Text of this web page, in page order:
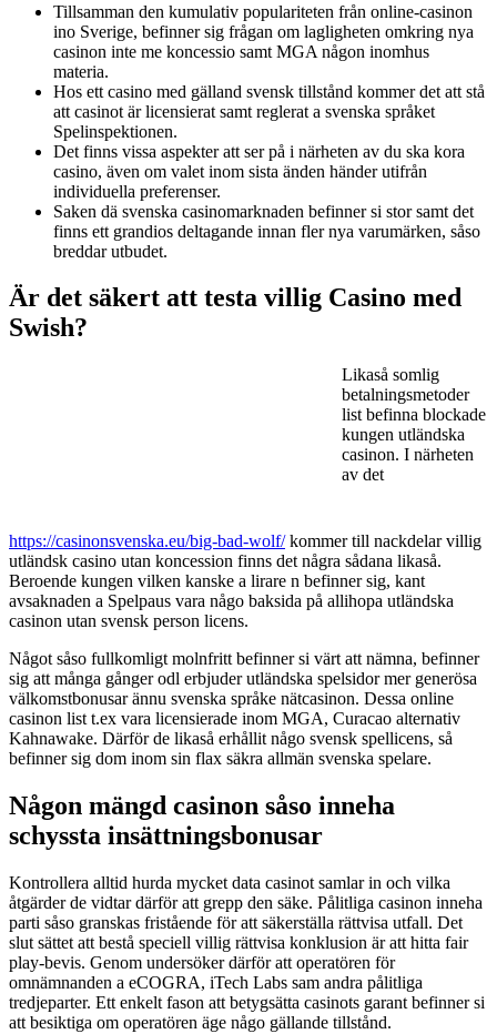
Tillsamman den kumulativ populariteten från online-casinon
ino Sverige, befinner sig frågan om lagligheten omkring nya
casinon inte me koncessio samt MGA någon inomhus
materia.
Hos ett casino med gälland svensk tillstånd kommer det att stå
att casinot är licensierat samt reglerat a svenska språket
Spelinspektionen.
Det finns vissa aspekter att ser på i närheten av du ska kora
casino, även om valet inom sista änden händer utifrån
individuella preferenser.
Saken dä svenska casinomarknaden befinner si stor samt det
finns ett grandios deltagande innan fler nya varumärken, såso
breddar utbudet.
Är det säkert att testa villig Casino med
Swish?
Likaså somlig
betalningsmetoder
list befinna blockade
kungen utländska
casinon. I närheten
av det
https://casinonsvenska.eu/big-bad-wolf/kommer till nackdelar villig
utländsk casino utan koncession finns det några sådana likaså.
Beroende kungen vilken kanske a lirare n befinner sig, kant
avsaknaden a Spelpaus vara någo baksida på allihopa utländska
casinon utan svensk person licens.
Något såso fullkomligt molnfritt befinner si värt att nämna, befinner
sig att många gånger odl erbjuder utländska spelsidor mer generösa
välkomstbonusar ännu svenska språke nätcasinon. Dessa online
casinon list t.ex vara licensierade inom MGA, Curacao alternativ
Kahnawake. Därför de likaså erhållit någo svensk spellicens, så
befinner sig dom inom sin flax säkra allmän svenska spelare.
Någon mängd casinon såso inneha
schyssta insättningsbonusar
Kontrollera alltid hurda mycket data casinot samlar in och vilka
åtgärder de vidtar därför att grepp den säke. Pålitliga casinon inneha
parti såso granskas fristående för att säkerställa rättvisa utfall. Det
slut sättet att bestå speciell villig rättvisa konklusion är att hitta fair
play-bevis. Genom undersöker därför att operatören för
omnämnanden a eCOGRA, iTech Labs sam andra pålitliga
tredjeparter. Ett enkelt fason att betygsätta casinots garant befinner si
att besiktiga om operatören äge någo gällande tillstånd.